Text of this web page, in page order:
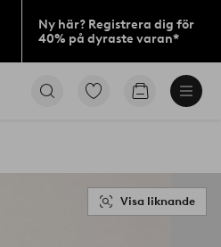
Ny här? Registrera dig för
40% på dyraste varan*
Gå
Gå
Visa liknande